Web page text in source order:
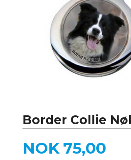
Border Collie
Tilbud
NOK 75,00